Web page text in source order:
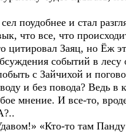
и стал
все, что происходит
цитировал Заяц, но Ёж
событий в лесу
с Зайчихой и
без повода? Ведь в
мнение. И все-то,
«Кто-то там